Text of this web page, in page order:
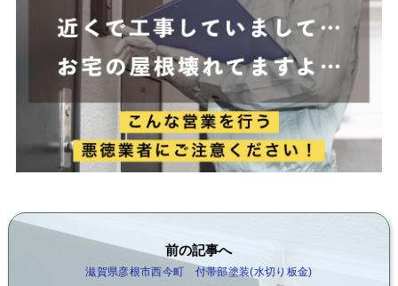
前の記事へ
滋賀県彦根市西今町 付帯部塗装(水切り板金)